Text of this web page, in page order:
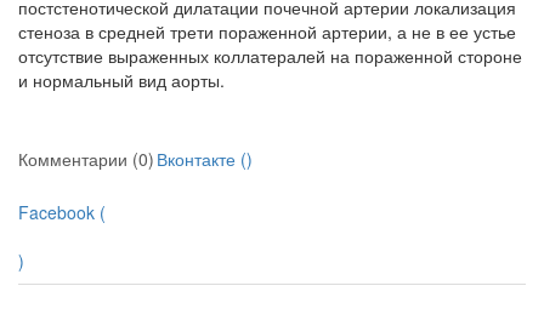
постстенотической дилатации почечной артерии локализация
стеноза в средней трети пораженной артерии, а не в ее устье
отсутствие выраженных коллатералей на пораженной стороне
и нор­мальный вид аорты.
Комментарии (0) Вконтакте ()
Facebook (
)